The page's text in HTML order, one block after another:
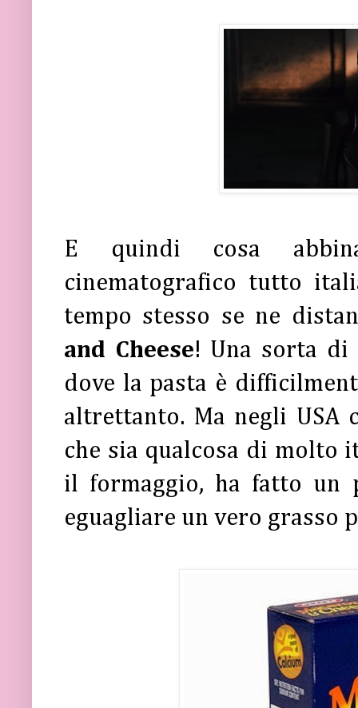
E quindi cosa
cinematografico tutto
tempo stesso se ne
and Cheese! Una sorta di
dove la pasta è
altrettanto. Ma negli USA
che sia qualcosa di molto
il formaggio, ha fatto un
eguagliare un vero grasso